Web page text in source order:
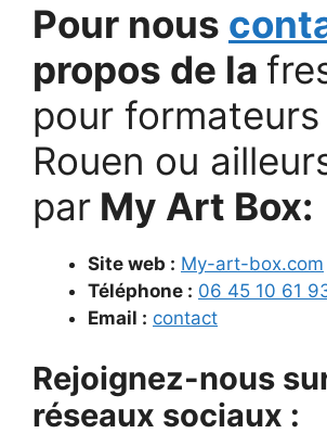
Pour nous
propos de la
pour formateurs
Rouen ou
par My Art Box:
Site web : My-art-box.com
Téléphone : 06 45 10 61
Email : contact
Rejoignez-nous
réseaux sociaux :